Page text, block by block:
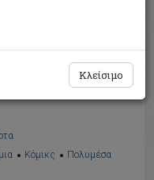
- Επετειακά
- Λευκώματα
Κόμικς
Πολυμέσα
Κλείσιμο